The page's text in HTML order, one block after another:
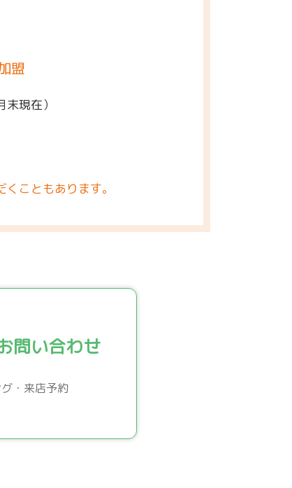
盟
現在）
こともあります。
問い合わせ
・来店予約